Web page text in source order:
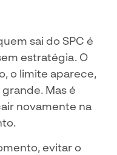
sai do SPC é
estratégia. O
o limite aparece,
Mas é
novamente na
evitar o